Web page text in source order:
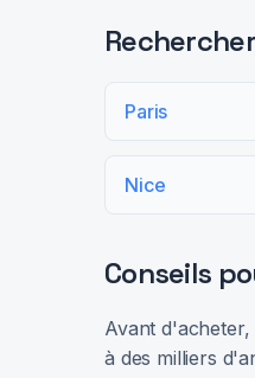
Paris
Nice
Conseils
Avant
à des milliers